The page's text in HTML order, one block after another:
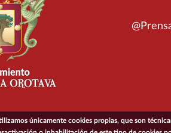
únicamente cookies propias, que son